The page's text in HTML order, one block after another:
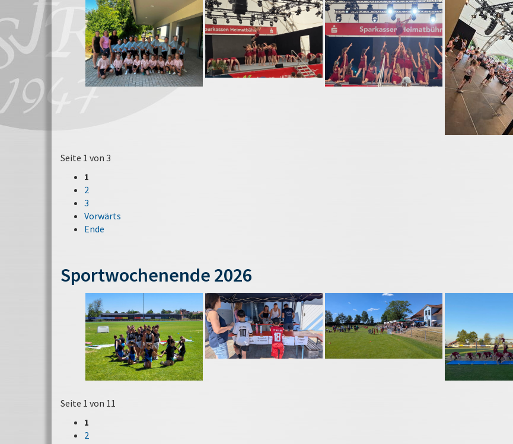
Seite 1 von 3
1
2
3
Vorwärts
Ende
Sportwochenende 2026
Seite 1 von 11
1
2